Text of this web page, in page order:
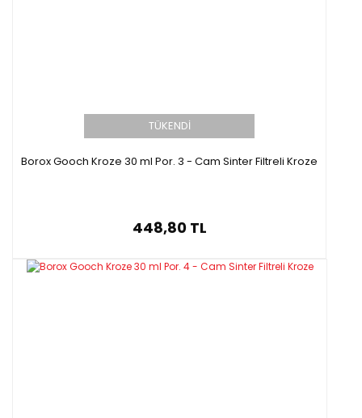
TÜKENDİ
Borox Gooch Kroze 30 ml Por. 3 - Cam Sinter Filtreli Kroze
448,80 TL